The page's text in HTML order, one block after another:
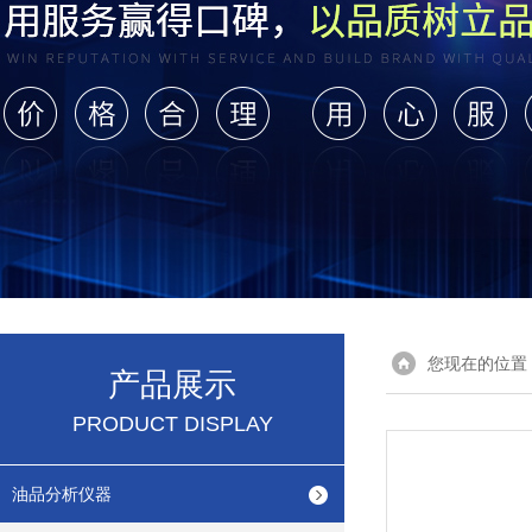
产品展示
PRODUCT DISPLAY
油品分析仪器
您现在的位置